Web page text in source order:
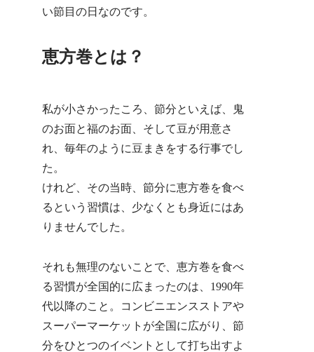
い節目の日なのです。
恵方巻とは？
私が小さかったころ、節分といえば、鬼
のお面と福のお面、そして豆が用意さ
れ、毎年のように豆まきをする行事でし
た。
けれど、その当時、節分に恵方巻を食べ
るという習慣は、少なくとも身近にはあ
りませんでした。
それも無理のないことで、恵方巻を食べ
る習慣が全国的に広まったのは、1990年
代以降のこと。コンビニエンスストアや
スーパーマーケットが全国に広がり、節
分をひとつのイベントとして打ち出すよ